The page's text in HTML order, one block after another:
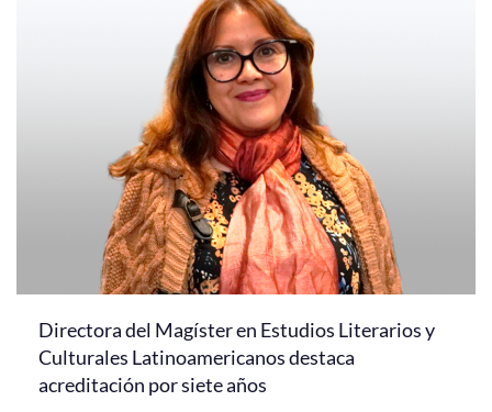
Directora del Magíster en Estudios Literarios y
Culturales Latinoamericanos destaca
acreditación por siete años